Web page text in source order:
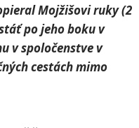
Mojžišovi ruky (2
po jeho boku v
v spoločenstve v
cestách mimo